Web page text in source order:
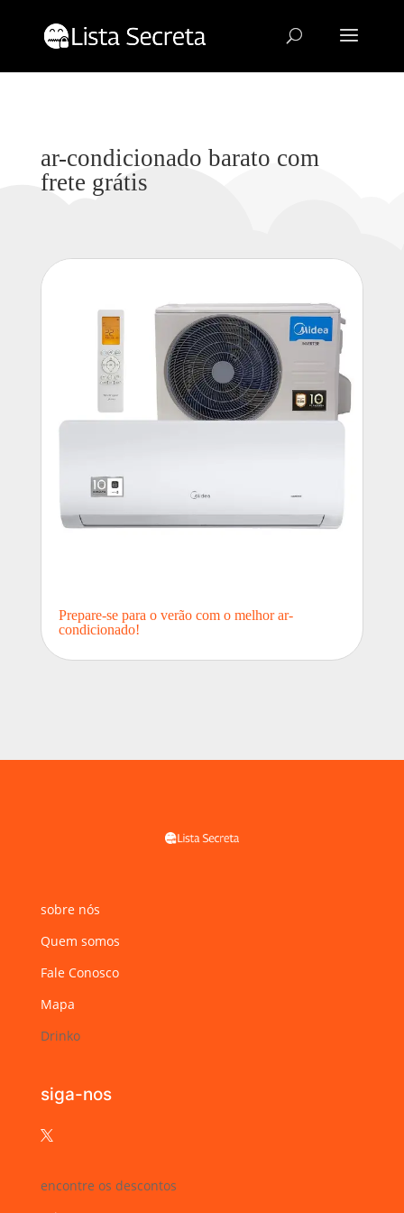
ar-condicionado barato com
frete grátis
Prepare-se para o verão com o melhor ar-
condicionado!
sobre nós
Quem somos
Fale Conosco
Mapa
Drinko
siga-nos

encontre os descontos